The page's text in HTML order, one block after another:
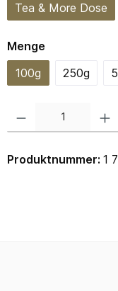
Tea & More Dose
Mengeauswählen
100g
250g
Produktnummer: 1